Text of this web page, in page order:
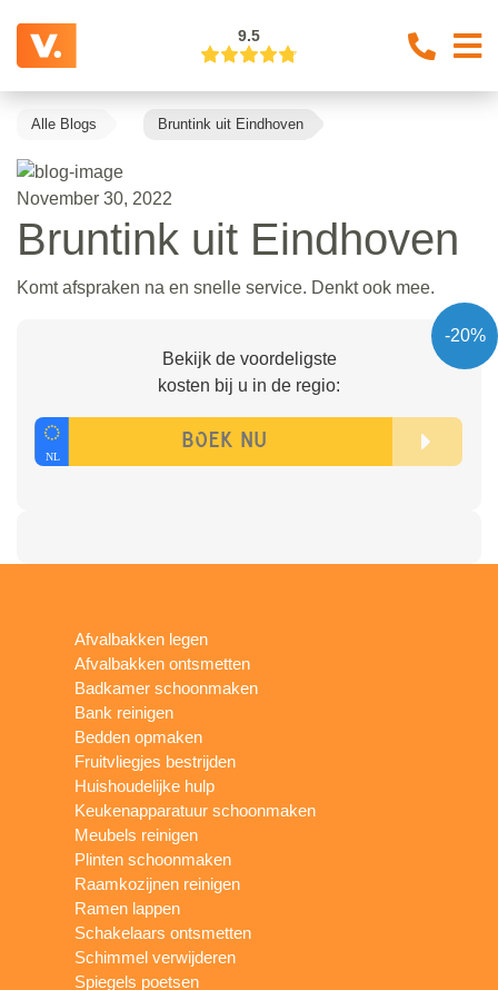
9.5
Alle Blogs Bruntink uit Eindhoven
November 30, 2022
Bruntink uit Eindhoven
Komt afspraken na en snelle service. Denkt ook mee.
-20%
Bekijk de voordeligste
kosten bij u in de regio:
Afvalbakken legen
Afvalbakken ontsmetten
Badkamer schoonmaken
Bank reinigen
Bedden opmaken
Fruitvliegjes bestrijden
Huishoudelijke hulp
Keukenapparatuur schoonmaken
Meubels reinigen
Plinten schoonmaken
Raamkozijnen reinigen
Ramen lappen
Schakelaars ontsmetten
Schimmel verwijderen
Spiegels poetsen